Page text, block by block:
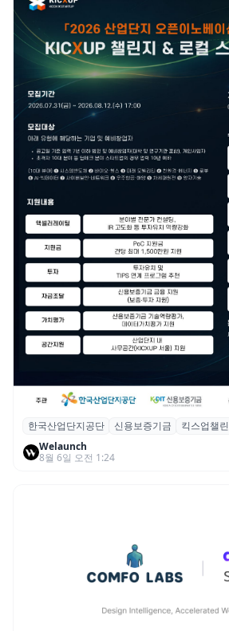
산단공·신보, 2026 ‘킥스업 챌
여 스타트업 모집
한국산업단지공단 신용보증기금
킥스업챌
Welaunch
8월 6일 오전 1:24